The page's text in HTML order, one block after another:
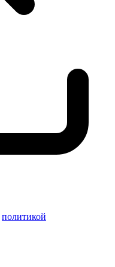
политикой